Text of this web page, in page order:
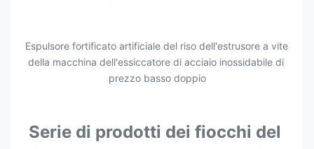
Espulsore fortificato artificiale del riso dell'estrusore a vite
della macchina dell'essiccatore di acciaio inossidabile di
prezzo basso doppio
Serie di prodotti dei fiocchi del